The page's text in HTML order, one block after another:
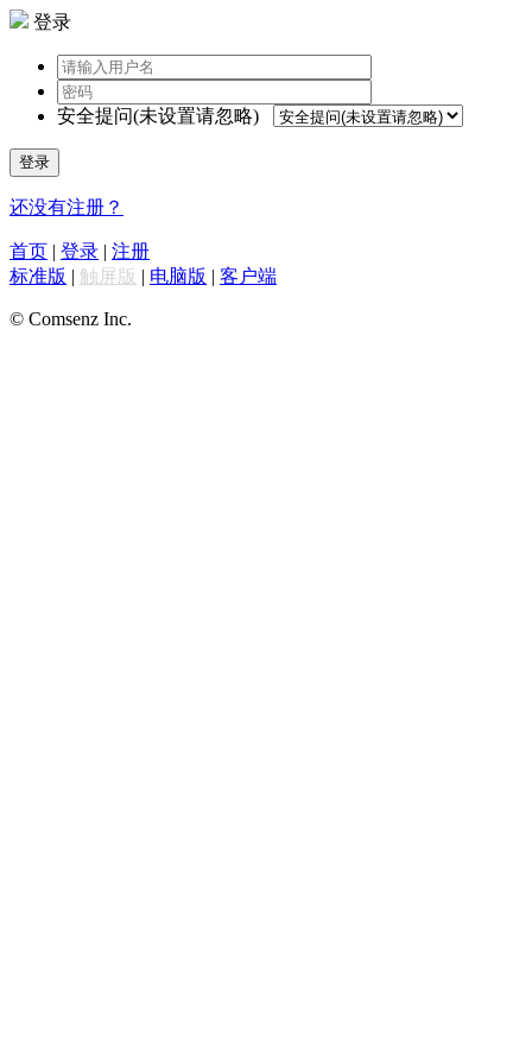
登录
安全提问(未设置请忽略)
登录
还没有注册？
首页 | 登录 | 注册
标准版 | 触屏版 | 电脑版 | 客户端
© Comsenz Inc.